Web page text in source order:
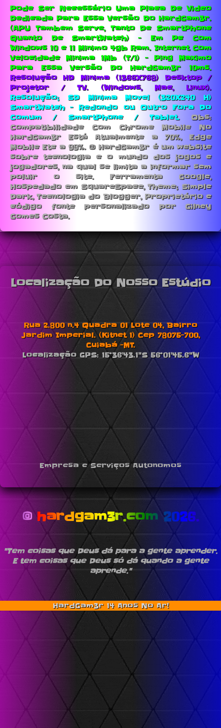
Pode Ser Necessário Uma Placa De Video
Dedicada Para Essa Versão Do HardGam3r.
(APU Tambem Serve, Tanto De SmartPhone
Quanto De SmartWatch) - Em Pc Com
Windows 10 e 11 Minimo 4gb Ram. Internet Com
Velocidade Minima 1Mb (T/1) - Ping Maximo
Para Essa Versão Do HardGam3r 10ms.
Resolução HD Minima (1366X768) Desktop /
Projetor / TV. (Windows, Mac, Linux).
Resolução; SD Minima Movel (320X240 H)
SmartWatch - Redondo ou Outro Fora Do
Comum / SmartPhone / Tablet.Obs:
Compatibilidade Com Chrome Mobile No
HardGam3r Está Atualmente a 70%, Edge
Mobile Etc a 99%. © HardGam3r é um website
sobre tecnologia e o mundo dos jogos e
jogadores, na qual se limita a informar sem
poluir o site. Ferramenta Google,
Hospedado em SquareSpace, Theme; Simple
Dark, Tecnologia do Blogger, Proprietário e
código fonte personalizado por Gilney
Gomes Costa.
Localização Do Nosso Estúdio
Rua 2.800 n.4 Quadra 01 Lote 04, Bairro
Jardim Imperial. (Kitnet 1) Cep 78075-700,
Cuiabá -MT.
Localização GPS: 15°36'43.1"S 56°01'45.6"W
Empresa e Serviços Autonomos
© hardgam3r.com 2026.
"Tem coisas que Deus dá para a gente aprender.
E tem coisas que Deus só dá quando a gente
aprende."
HardGam3r 14 Anos No Ar!